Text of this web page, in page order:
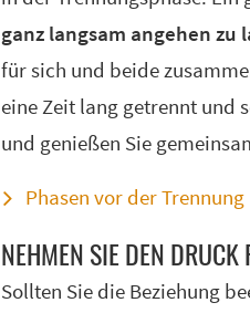
ganz langsam angehen zu
für sich und beide
eine Zeit lang getrennt und
und genießen Sie
Phasen vor der Trennung
NEHMEN SIE DEN
Sollten Sie die Beziehung